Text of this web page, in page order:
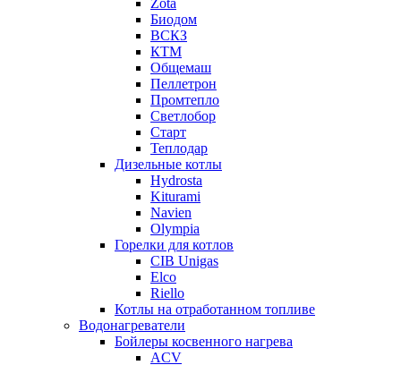
Zota
Биодом
ВСКЗ
КТМ
Общемаш
Пеллетрон
Промтепло
Светлобор
Старт
Теплодар
Дизельные котлы
Hydrosta
Kiturami
Navien
Olympia
Горелки для котлов
CIB Unigas
Elco
Riello
Котлы на отработанном топливе
Водонагреватели
Бойлеры косвенного нагрева
ACV